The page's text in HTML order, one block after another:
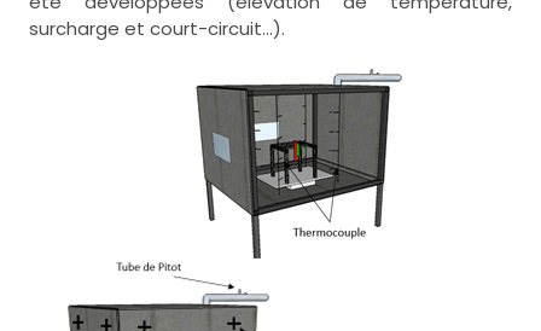
surcharge et court-circuit...).